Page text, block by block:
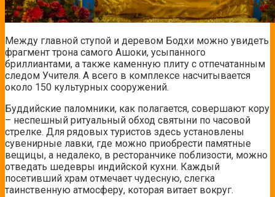
Между главной ступой и деревом Бодхи можно увидеть
фрагмент трона самого Ашоки, усыпанного
бриллиантами, а также каменную плиту с отпечатанным
следом Учителя. А всего в комплексе насчитывается
около 150 культурных сооружений.
Буддийские паломники, как полагается, совершают кору
– неспешный ритуальный обход святыни по часовой
стрелке. Для рядовых туристов здесь установлены
сувенирные лавки, где можно приобрести памятные
вещицы, а недалеко, в ресторанчике поблизости, можно
отведать шедевры индийской кухни. Каждый
посетивший храм отмечает чудесную, слегка
таинственную атмосферу, которая витает вокруг.